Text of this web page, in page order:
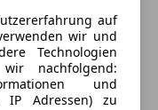
auf
wir und
Technologien
nachfolgend:
und
IP Adressen) zu